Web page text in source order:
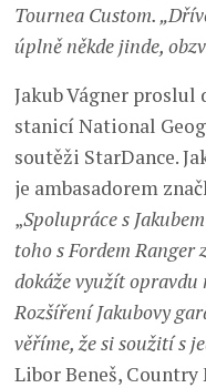
Tournea Custom.
úplně někde jinde,
Jakub Vágner
stanicí National
soutěži StarDance.
je ambasadorem
„Spolupráce s
toho s Fordem Ranger
dokáže využít opravdu
Rozšíření Jakubovy
věříme, že si soužití s
Libor Beneš, Country